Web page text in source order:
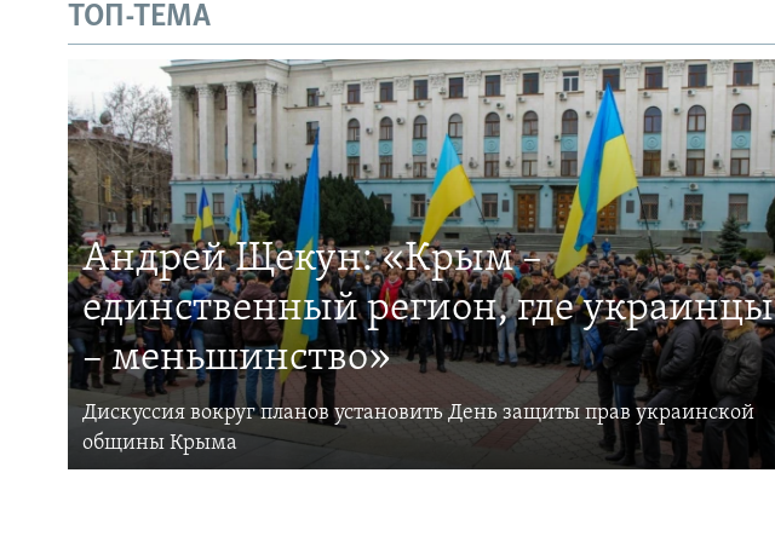
ТОП-ТЕМА
Андрей Щекун: «Крым –
единственный регион, где украинцы
– меньшинство»
Дискуссия вокруг планов установить День защиты прав украинской
общины Крыма